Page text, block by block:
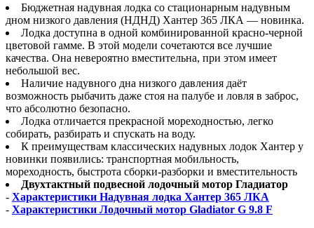
Бюджетная надувная лодка со стационарным надувным
дном низкого давления (НДНД) Хантер 365 ЛКА — новинка.
Лодка доступна в одной комбинированной красно-черной
цветовой гамме. В этой модели сочетаются все лучшие
качества. Она невероятно вместительна, при этом имеет
небольшой вес.
Наличие надувного дна низкого давления даёт
возможность рыбачить даже стоя на палубе и ловля в заброс,
что абсолютно безопасно.
Лодка отличается прекрасной мореходностью, легко
собирать, разбирать и спускать на воду.
К преимуществам классических надувных лодок Хантер у
новинки появились: транспортная мобильность,
мореходность, быстрота сборки-разборки и вместительность
Двухтактный подвесной лодочный мотор Гладиатор
- Характеристики Надувная лодка Хантер 365 ЛКА
- Характеристики Лодочный мотор Gladiator G 9.8 F